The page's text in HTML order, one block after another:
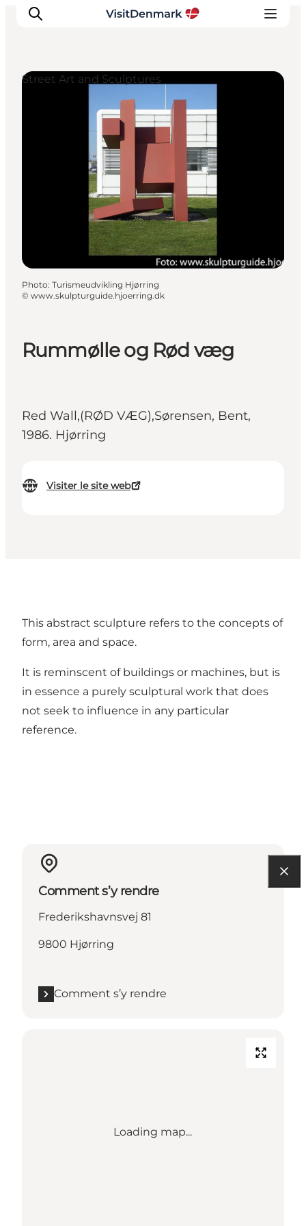
Inspirations
Destinations
Quoi faire
Hébergements
Planifiez votre voyage
Rummølle og Rød væg
Red Wall,(RØD VÆG),Sørensen, Bent,
1986. Hjørring
Visiter le site web
Street Art and Sculptures
Photo: Turismeudvikling Hjørring
© www.skulpturguide.hjoerring.dk
This abstract sculpture refers to the concepts of
form, area and space.
It is reminscent of buildings or machines, but is
in essence a purely sculptural work that does
not seek to influence in any particular
reference.
Comment s’y rendre
Frederikshavnsvej 81
9800 Hjørring
Comment s’y rendre
Loading map...